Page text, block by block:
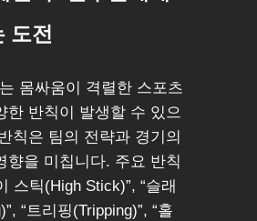
도전
몸싸움이 격렬한 스포츠
한 반칙이 발생할 수 있으
칙은 팀의 전략과 경기의
향을 미칩니다. 주요 반칙
스틱(High Stick)”, “슬래
“트리핑(Tripping)”, “홀